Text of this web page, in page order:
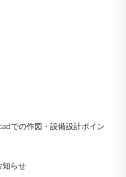
での作図・設備設計ポイン
知らせ